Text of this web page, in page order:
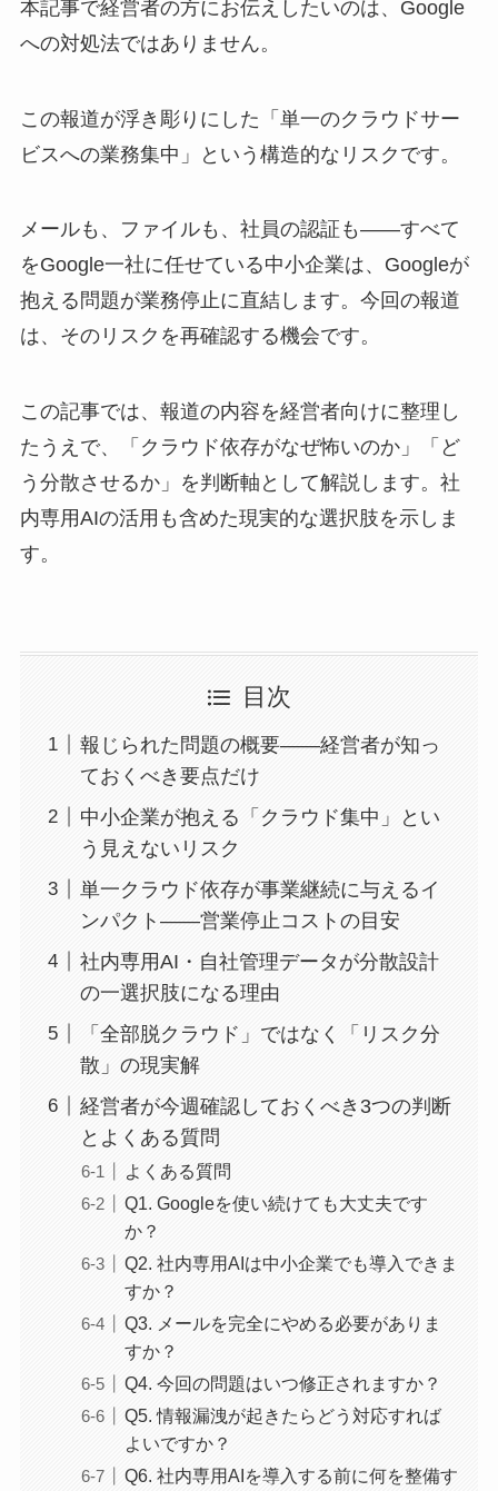
本記事で経営者の方にお伝えしたいのは、Google
への対処法ではありません。
この報道が浮き彫りにした「単一のクラウドサー
ビスへの業務集中」という構造的なリスクです。
メールも、ファイルも、社員の認証も——すべて
をGoogle一社に任せている中小企業は、Googleが
抱える問題が業務停止に直結します。今回の報道
は、そのリスクを再確認する機会です。
この記事では、報道の内容を経営者向けに整理し
たうえで、「クラウド依存がなぜ怖いのか」「ど
う分散させるか」を判断軸として解説します。社
内専用AIの活用も含めた現実的な選択肢を示しま
す。
目次
報じられた問題の概要——経営者が知っ
ておくべき要点だけ
中小企業が抱える「クラウド集中」とい
う見えないリスク
単一クラウド依存が事業継続に与えるイ
ンパクト——営業停止コストの目安
社内専用AI・自社管理データが分散設計
の一選択肢になる理由
「全部脱クラウド」ではなく「リスク分
散」の現実解
経営者が今週確認しておくべき3つの判断
とよくある質問
よくある質問
Q1. Googleを使い続けても大丈夫です
か？
Q2. 社内専用AIは中小企業でも導入できま
すか？
Q3. メールを完全にやめる必要がありま
すか？
Q4. 今回の問題はいつ修正されますか？
Q5. 情報漏洩が起きたらどう対応すれば
よいですか？
Q6. 社内専用AIを導入する前に何を整備す